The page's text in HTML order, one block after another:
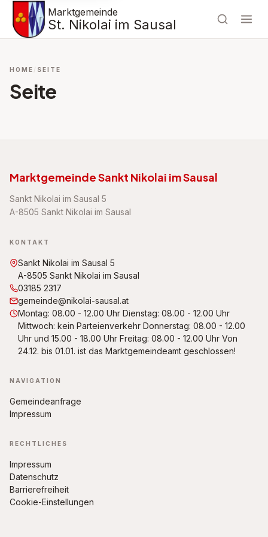
Marktgemeinde
St. Nikolai im Sausal
HOME SEITE
Seite
Marktgemeinde Sankt Nikolai im Sausal
Sankt Nikolai im Sausal 5
A-8505 Sankt Nikolai im Sausal
KONTAKT
Sankt Nikolai im Sausal 5
A-8505 Sankt Nikolai im Sausal
03185 2317
gemeinde@nikolai-sausal.at
Montag: 08.00 - 12.00 Uhr Dienstag: 08.00 - 12.00 Uhr
Mittwoch: kein Parteienverkehr Donnerstag: 08.00 - 12.00
Uhr und 15.00 - 18.00 Uhr Freitag: 08.00 - 12.00 Uhr Von
24.12. bis 01.01. ist das Marktgemeindeamt geschlossen!
NAVIGATION
Gemeindeanfrage
Impressum
RECHTLICHES
Impressum
Datenschutz
Barrierefreiheit
Cookie-Einstellungen